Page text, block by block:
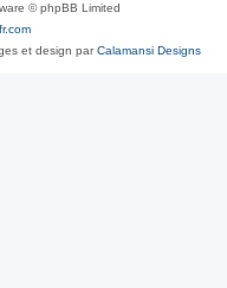
© phpBB Limited
et design parCalamansi Designs